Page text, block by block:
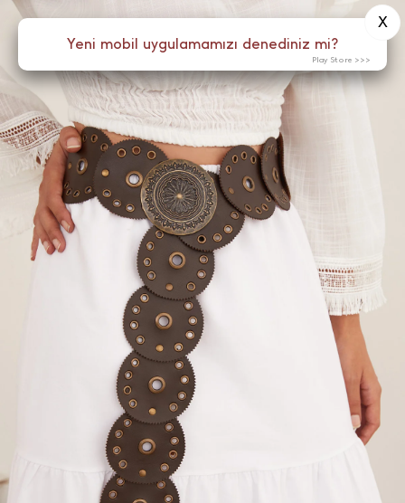
Menü
Yeni mobil uygulamamızı denediniz mi?
X
Play Store >>>